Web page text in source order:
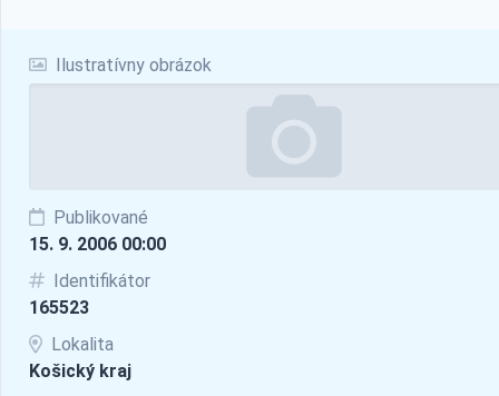
Ilustratívny obrázok
Publikované
15. 9. 2006 00:00
Identifikátor
165523
Lokalita
Košický kraj